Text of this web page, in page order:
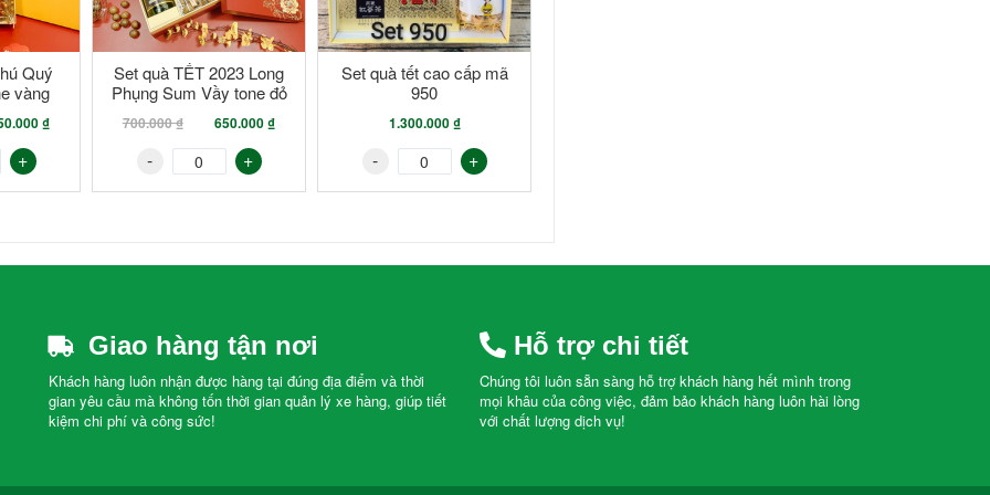
Long
đỏ
₫
+
Set quà tết cao cấp mã
950
1.300.000 ₫
- +
Set hộp quà tặng hạt kết
hợp hạt điều- nhân sâm-
2950
3.500.000 ₫
- +
Giao hàng tận nơi
Khách hàng luôn nhận được hàng tại đúng địa điểm và thời
gian yêu cầu mà không tốn thời gian quản lý xe hàng, giúp tiết
kiệm chi phí và công sức!
Hỗ trợ chi tiết
Chúng tôi luôn sẵn sàng hỗ trợ khách hàng hết mình trong
mọi khâu của công việc, đảm bảo khách hàng luôn hài lòng
với chất lượng dịch vụ!